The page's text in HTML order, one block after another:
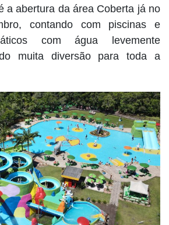
a abertura da área Coberta já no
contando com piscinas e
com água levemente
muita diversão para toda a